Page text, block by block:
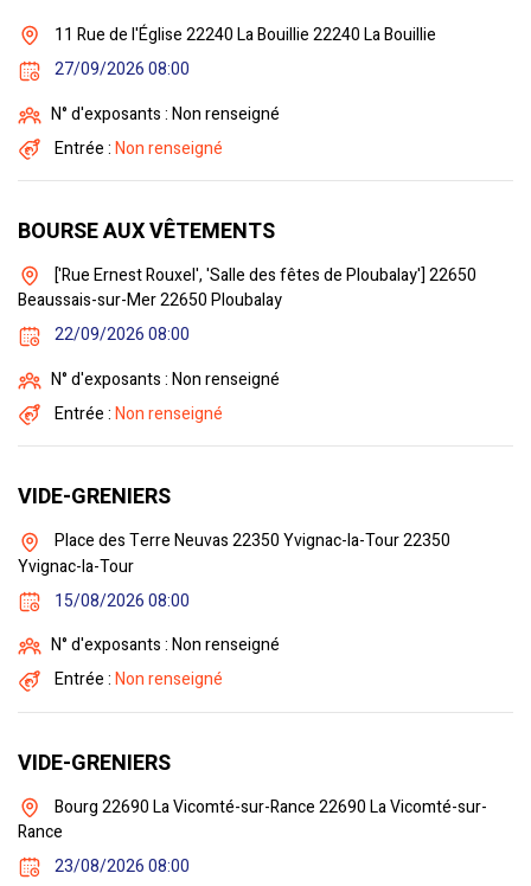
11 Rue de l'Église 22240 La Bouillie 22240 La Bouillie
27/09/2026 08:00
N° d'exposants : Non renseigné
Entrée :Non renseigné
BOURSE AUX VÊTEMENTS
['Rue Ernest Rouxel', 'Salle des fêtes de Ploubalay'] 22650
Beaussais-sur-Mer 22650 Ploubalay
22/09/2026 08:00
N° d'exposants : Non renseigné
Entrée :Non renseigné
VIDE-GRENIERS
Place des Terre Neuvas 22350 Yvignac-la-Tour 22350
Yvignac-la-Tour
15/08/2026 08:00
N° d'exposants : Non renseigné
Entrée :Non renseigné
VIDE-GRENIERS
Bourg 22690 La Vicomté-sur-Rance 22690 La Vicomté-sur-
Rance
23/08/2026 08:00